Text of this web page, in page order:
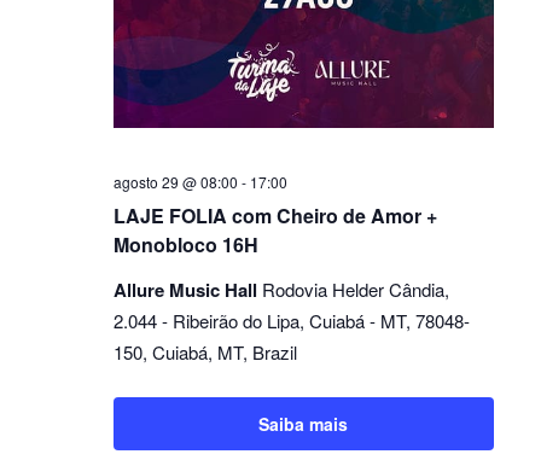
agosto 29 @ 08:00 - 17:00
LAJE FOLIA com Cheiro de Amor +
Monobloco 16H
Allure Music Hall Rodovia Helder Cândia,
2.044 - Ribeirão do Lipa, Cuiabá - MT, 78048-
150, Cuiabá, MT, Brazil
Saiba mais